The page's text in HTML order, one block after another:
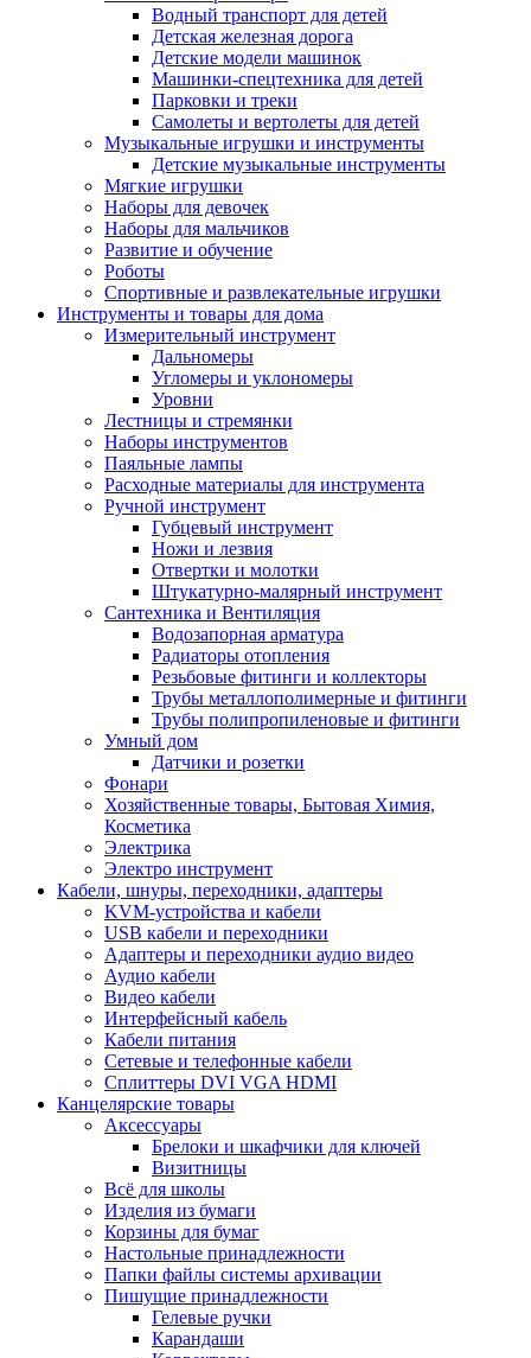
Водный транспорт для детей
Детская железная дорога
Детские модели машинок
Машинки-спецтехника для детей
Парковки и треки
Самолеты и вертолеты для детей
Музыкальные игрушки и инструменты
Детские музыкальные инструменты
Мягкие игрушки
Наборы для девочек
Наборы для мальчиков
Развитие и обучение
Роботы
Спортивные и развлекательные игрушки
Инструменты и товары для дома
Измерительный инструмент
Дальномеры
Угломеры и уклономеры
Уровни
Лестницы и стремянки
Наборы инструментов
Паяльные лампы
Расходные материалы для инструмента
Ручной инструмент
Губцевый инструмент
Ножи и лезвия
Отвертки и молотки
Штукатурно-малярный инструмент
Сантехника и Вентиляция
Водозапорная арматура
Радиаторы отопления
Резьбовые фитинги и коллекторы
Трубы металлополимерные и фитинги
Трубы полипропиленовые и фитинги
Умный дом
Датчики и розетки
Фонари
Хозяйственные товары, Бытовая Химия,
Косметика
Электрика
Электро инструмент
Кабели, шнуры, переходники, адаптеры
KVM-устройства и кабели
USB кабели и переходники
Адаптеры и переходники аудио видео
Аудио кабели
Видео кабели
Интерфейсный кабель
Кабели питания
Сетевые и телефонные кабели
Сплиттеры DVI VGA HDMI
Канцелярские товары
Аксессуары
Брелоки и шкафчики для ключей
Визитницы
Всё для школы
Изделия из бумаги
Корзины для бумаг
Настольные принадлежности
Папки файлы системы архивации
Пишущие принадлежности
Гелевые ручки
Карандаши